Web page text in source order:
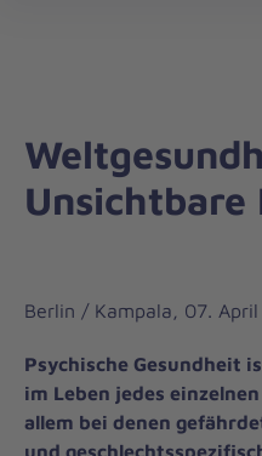
Unsichtbare
Berlin / Kampala, 07. April
Psychische Gesundheit
im Leben jedes
allem bei denen
und